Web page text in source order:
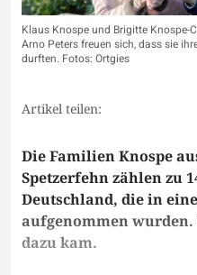
Klaus Knospe und Brigitte
Arno Peters freuen sich, dass sie
durften. Fotos: Ortgies
Artikel teilen:
Die Familien Knospe
Spetzerfehn zählen zu
Deutschland, die in
aufgenommen
dazu kam.